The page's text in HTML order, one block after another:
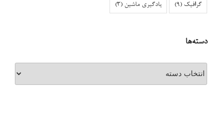
گرافیک (9) یادگیری ماشین (3)
دسته‌ها